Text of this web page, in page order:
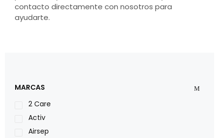
contacto directamente con nosotros para
ayudarte.
MARCAS
2 Care
Activ
Airsep